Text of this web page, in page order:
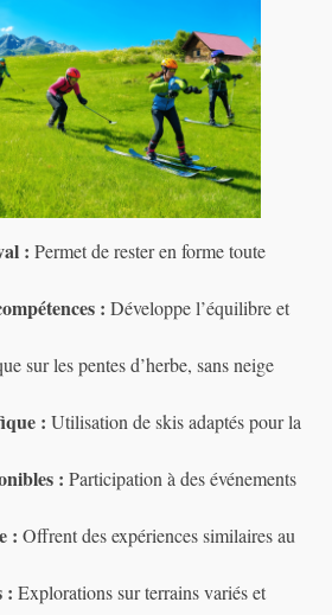
: Permet de rester en forme toute
: Développe l’équilibre et
sur les pentes d’herbe, sans neige
: Utilisation de skis adaptés pour la
: Participation à des événements
: Offrent des expériences similaires au
: Explorations sur terrains variés et